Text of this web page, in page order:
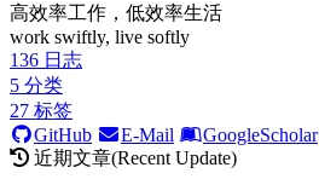
高效率工作，低效率生活
work swiftly, live softly
136 日志
5 分类
27 标签
GitHub
E-Mail GoogleScholar
近期文章(Recent Update)